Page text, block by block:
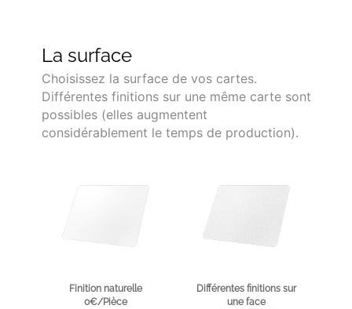
La surface
Choisissez la surface de vos cartes.
Différentes finitions sur une même carte sont
possibles (elles augmentent
considérablement le temps de production).
Finition naturelle
0€/Pièce
Différentes finitions sur
une face